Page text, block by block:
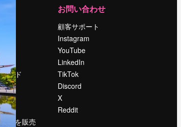
ンド
ンツを販売
お問い合わせ
顧客サポート
Instagram
YouTube
LinkedIn
TikTok
Discord
X
Reddit